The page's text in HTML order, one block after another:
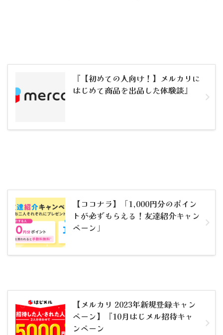
『【初めての人向け！】メルカリに
はじめて商品を出品した体験談』
【ココナラ】「1,000円分のポイン
トが必ずもらえる！友達紹介キャン
ペーン」
【メルカリ 2023年新規登録キャン
ペーン】『10月はじメル招待キャ
ンペーン